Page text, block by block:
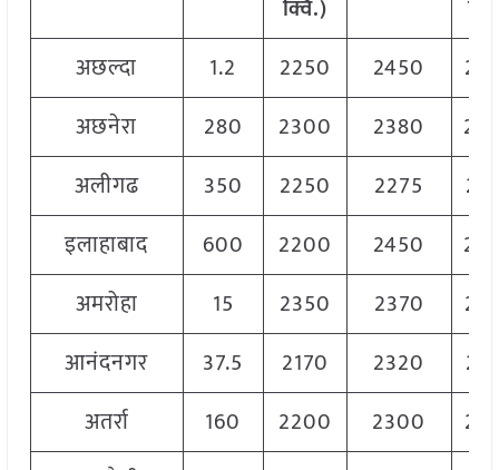
क्विं.)
अछल्दा
1.2 2250 2450
अछनेरा
280 2300 2380
अलीगढ
350 2250 2275
इलाहाबाद
600 2200 2450
अमरोहा
15 2350 2370
आनंदनगर
37.5 2170 2320
अतर्रा
160 2200 2300